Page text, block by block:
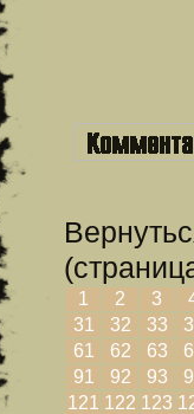
1 2 3
31
32 33
61
62 63
91
92 93
121 122 123